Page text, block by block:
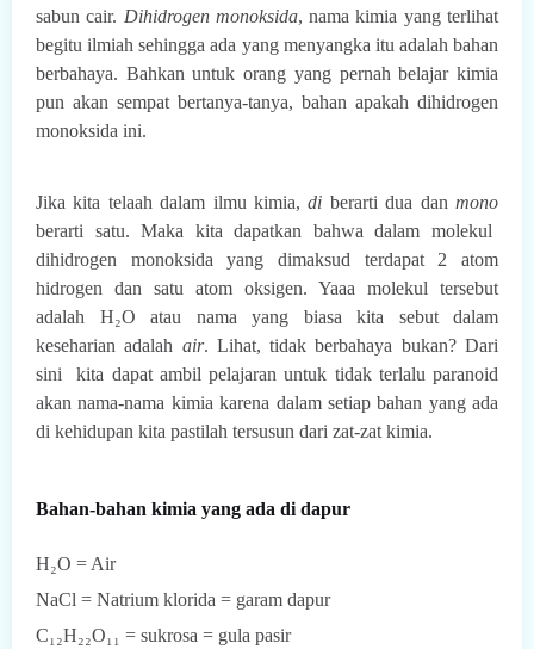
sabun cair. Dihidrogen monoksida, nama kimia yang terlihat
begitu ilmiah sehingga ada yang menyangka itu adalah bahan
berbahaya. Bahkan untuk orang yang pernah belajar kimia
pun akan sempat bertanya-tanya, bahan apakah dihidrogen
monoksida ini.
Jika kita telaah dalam ilmu kimia, di berarti dua danmono
berarti satu. Maka kita dapatkan bahwa dalam molekul
dihidrogen monoksida yang dimaksud terdapat 2 atom
hidrogen dan satu atom oksigen. Yaaa molekul tersebut
adalah H₂O atau nama yang biasa kita sebut dalam
keseharian adalah air. Lihat, tidak berbahaya bukan? Dari
sini kita dapat ambil pelajaran untuk tidak terlalu paranoid
akan nama-nama kimia karena dalam setiap bahan yang ada
di kehidupan kita pastilah tersusun dari zat-zat kimia.
Bahan-bahan kimia yang ada di dapur
H₂O = Air
NaCl = Natrium klorida = garam dapur
C₁₂H₂₂O₁₁ = sukrosa = gula pasir